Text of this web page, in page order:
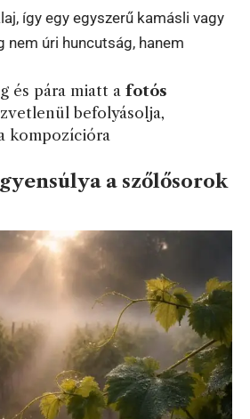
így egy egyszerű kamásli vagy
nem úri huncutság, hanem
és pára miatt a fotós
befolyásolja,
kompozícióra
a szőlősorok